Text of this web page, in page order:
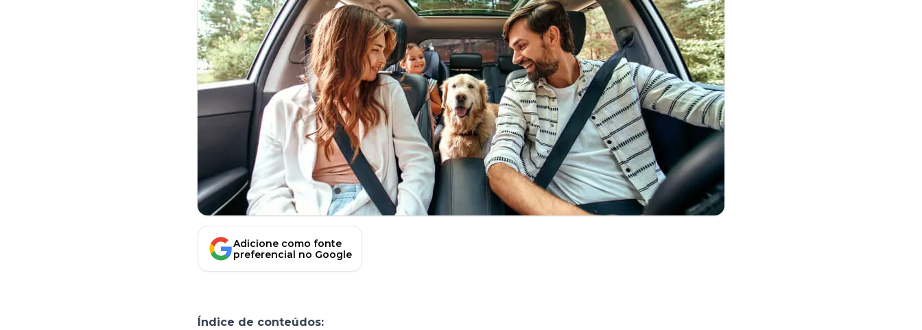
Adicione como fonte
preferencial no Google
Índice de conteúdos: